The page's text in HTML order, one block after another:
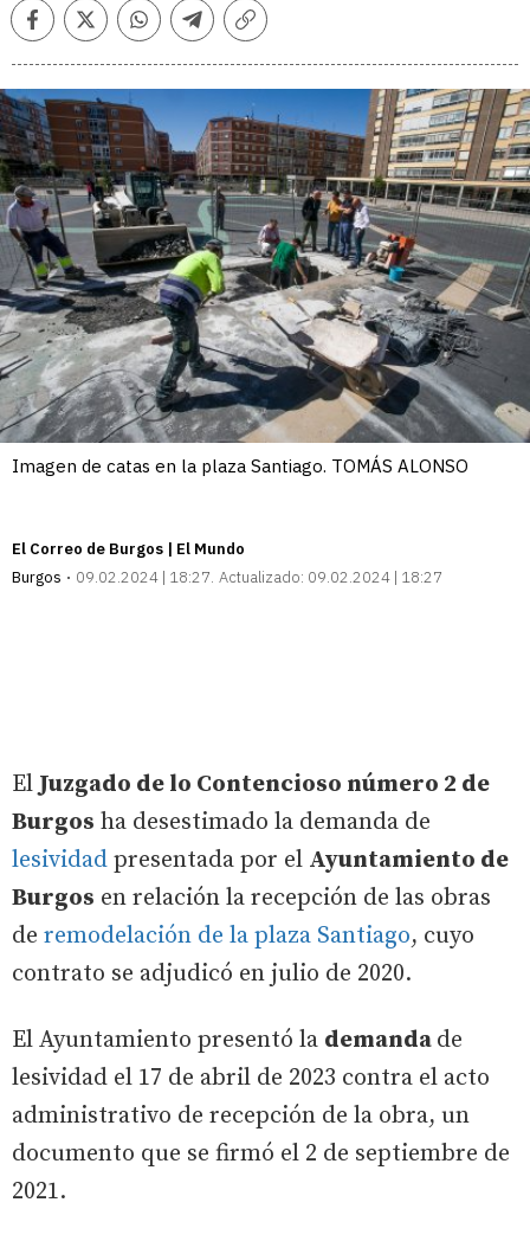
FacebookTwitterWhatsappTelegramCopiar
Imagen de catas en la plaza Santiago. TOMÁS ALONSO
El Correo de Burgos | El Mundo
Burgos
09.02.2024 | 18:27 Actualizado: 09.02.2024 | 18:27
El Juzgado de lo Contencioso número 2 de
Burgos ha desestimado la demanda de
lesividad presentada por el Ayuntamiento de
Burgos en relación la recepción de las obras
de remodelación de la plaza Santiago, cuyo
contrato se adjudicó en julio de 2020.
El Ayuntamiento presentó la demanda de
lesividad el 17 de abril de 2023 contra el acto
administrativo de recepción de la obra, un
documento que se firmó el 2 de septiembre de
2021.